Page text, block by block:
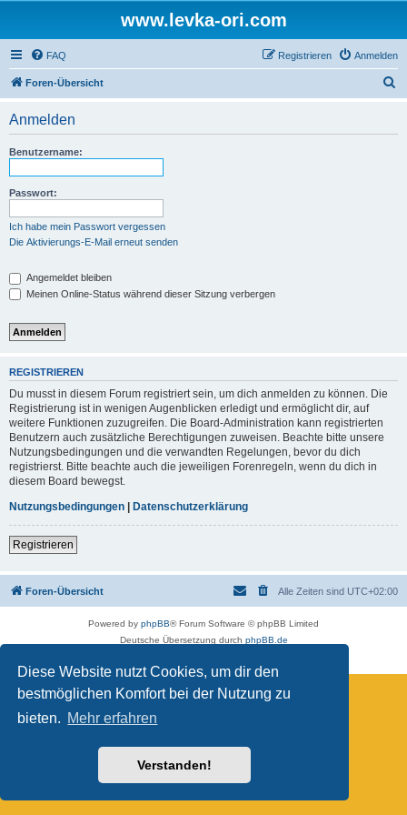
Diese Website nutzt Cookies, um dir den
bestmöglichen Komfort bei der Nutzung zu
bieten. Mehr erfahren
Verstanden!
www.levka-ori.com
FAQ Anmelden
Registrieren
Foren-Übersicht
Anmelden
Benutzername:
Passwort:
Ich habe mein Passwort vergessen
Die Aktivierungs-E-Mail erneut senden
Angemeldet bleiben
Meinen Online-Status während dieser Sitzung verbergen
REGISTRIEREN
Du musst in diesem Forum registriert sein, um dich anmelden zu können. Die
Registrierung ist in wenigen Augenblicken erledigt und ermöglicht dir, auf
weitere Funktionen zuzugreifen. Die Board-Administration kann registrierten
Benutzern auch zusätzliche Berechtigungen zuweisen. Beachte bitte unsere
Nutzungsbedingungen und die verwandten Regelungen, bevor du dich
registrierst. Bitte beachte auch die jeweiligen Forenregeln, wenn du dich in
diesem Board bewegst.
Nutzungsbedingungen | Datenschutzerklärung
Registrieren
Foren-Übersicht Alle Zeiten sind UTC+02:00
Powered by phpBB® Forum Software © phpBB Limited
Deutsche Übersetzung durch phpBB.de